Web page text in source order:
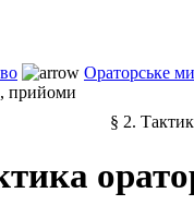
Ораторське
прийоми
§ 2.